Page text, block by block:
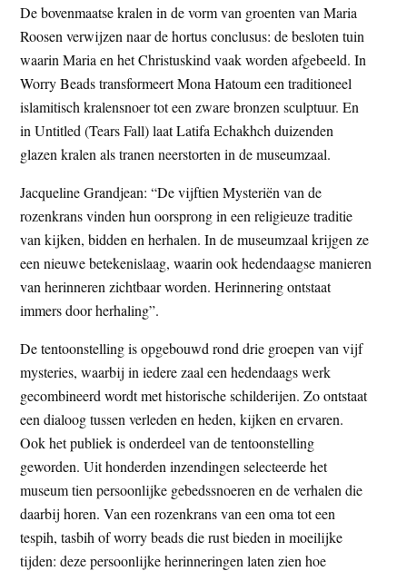
De bovenmaatse kralen in de vorm van groenten van Maria
Roosen verwijzen naar de hortus conclusus: de besloten tuin
waarin Maria en het Christuskind vaak worden afgebeeld. In
Worry Beads transformeert Mona Hatoum een traditioneel
islamitisch kralensnoer tot een zware bronzen sculptuur. En
in Untitled (Tears Fall) laat Latifa Echakhch duizenden
glazen kralen als tranen neerstorten in de museumzaal.
Jacqueline Grandjean: “De vijftien Mysteriën van de
rozenkrans vinden hun oorsprong in een religieuze traditie
van kijken, bidden en herhalen. In de museumzaal krijgen ze
een nieuwe betekenislaag, waarin ook hedendaagse manieren
van herinneren zichtbaar worden. Herinnering ontstaat
immers door herhaling”.
De tentoonstelling is opgebouwd rond drie groepen van vijf
mysteries, waarbij in iedere zaal een hedendaags werk
gecombineerd wordt met historische schilderijen. Zo ontstaat
een dialoog tussen verleden en heden, kijken en ervaren.
Ook het publiek is onderdeel van de tentoonstelling
geworden. Uit honderden inzendingen selecteerde het
museum tien persoonlijke gebedssnoeren en de verhalen die
daarbij horen. Van een rozenkrans van een oma tot een
tespih, tasbih of worry beads die rust bieden in moeilijke
tijden: deze persoonlijke herinneringen laten zien hoe